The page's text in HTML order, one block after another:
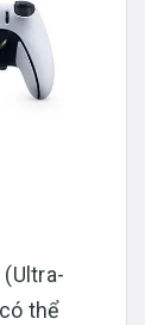
(Ultra-
thể